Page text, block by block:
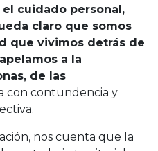
cuidado personal,
claro que somos
que vivimos detrás de
a la
de las
con contundencia y
nos cuenta que la